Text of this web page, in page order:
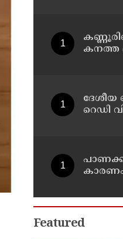
കനത്ത
ദേശീയ
റെഡി
ഒരു
Featured